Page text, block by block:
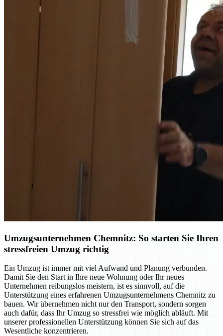
Umzugsunternehmen Chemnitz: So starten Sie Ihren
stressfreien Umzug richtig
Ein Umzug ist immer mit viel Aufwand und Planung verbunden.
Damit Sie den Start in Ihre neue Wohnung oder Ihr neues
Unternehmen reibungslos meistern, ist es sinnvoll, auf die
Unterstützung eines erfahrenen Umzugsunternehmens Chemnitz zu
bauen. Wir übernehmen nicht nur den Transport, sondern sorgen
auch dafür, dass Ihr Umzug so stressfrei wie möglich abläuft. Mit
unserer professionellen Unterstützung können Sie sich auf das
Wesentliche konzentrieren.